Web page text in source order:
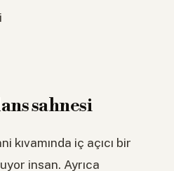
sahnesi
kıvamında iç açıcı bir
insan. Ayrıca